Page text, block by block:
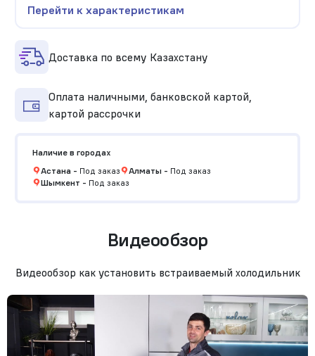
Перейти к характеристикам
Доставка по всему Казахстану
Оплата наличными, банковской картой,
картой рассрочки
Наличие в городах
Астана- Под заказ Алматы- Под заказ
Шымкент - Под заказ
Видеообзор
Видеообзор как установить встраиваемый холодильник